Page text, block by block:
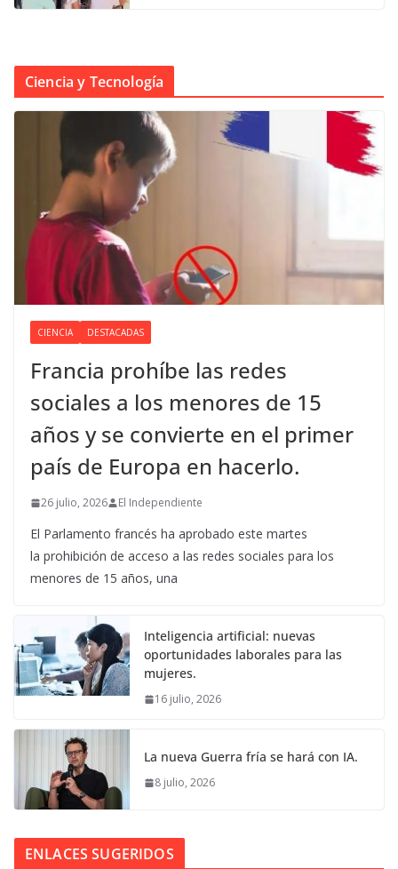
Ciencia y Tecnología
CIENCIA DESTACADAS
Francia prohíbe las redes
sociales a los menores de 15
años y se convierte en el primer
país de Europa en hacerlo.
26 julio, 2026 El Independiente
El Parlamento francés ha aprobado este martes
la prohibición de acceso a las redes sociales para los
menores de 15 años, una
Inteligencia artificial: nuevas
oportunidades laborales para las
mujeres.
16 julio, 2026
La nueva Guerra fría se hará con IA.
8 julio, 2026
ENLACES SUGERIDOS